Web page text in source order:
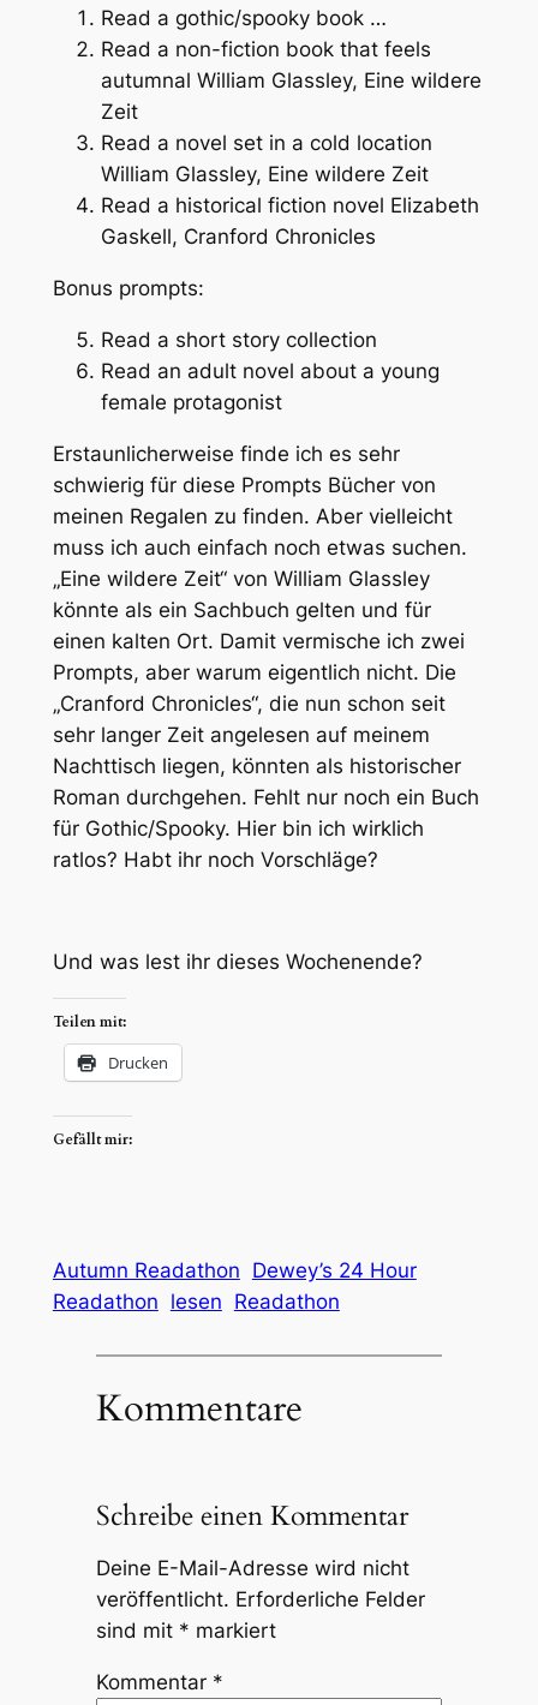
Read a gothic/spooky book …
Read a non-fiction book that feels
autumnal William Glassley, Eine wildere
Zeit
Read a novel set in a cold location
William Glassley, Eine wildere Zeit
Read a historical fiction novel Elizabeth
Gaskell, Cranford Chronicles
Bonus prompts:
Read a short story collection
Read an adult novel about a young
female protagonist
Erstaunlicherweise finde ich es sehr
schwierig für diese Prompts Bücher von
meinen Regalen zu finden. Aber vielleicht
muss ich auch einfach noch etwas suchen.
„Eine wildere Zeit“ von William Glassley
könnte als ein Sachbuch gelten und für
einen kalten Ort. Damit vermische ich zwei
Prompts, aber warum eigentlich nicht. Die
„Cranford Chronicles“, die nun schon seit
sehr langer Zeit angelesen auf meinem
Nachttisch liegen, könnten als historischer
Roman durchgehen. Fehlt nur noch ein Buch
für Gothic/Spooky. Hier bin ich wirklich
ratlos? Habt ihr noch Vorschläge?
Und was lest ihr dieses Wochenende?
Teilen mit:
Drucken
Gefällt mir:
Autumn Readathon Dewey’s 24 Hour
Readathon lesen Readathon
Kommentare
Schreibe einen Kommentar
Deine E-Mail-Adresse wird nicht
veröffentlicht. Erforderliche Felder
sind mit * markiert
Kommentar *